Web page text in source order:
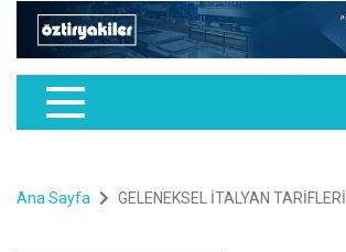
Ana Sayfa GELENEKSEL İTALYAN TARİFLERİ